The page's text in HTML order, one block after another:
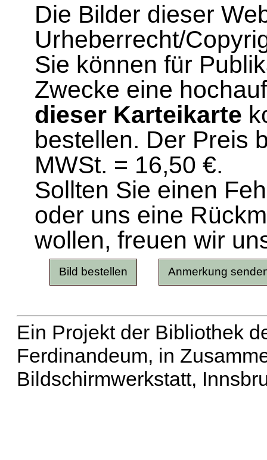
Die Bilder dieser
Urheberrecht/
Sie können für
Zwecke eine
dieser Karteikarte
bestellen. Der Preis
MWSt. = 16,50 €.
Sollten Sie einen
oder uns eine
wollen, freuen wir
Ein Projekt der Bibliothek
Ferdinandeum, in
Bildschirmwerkstatt,